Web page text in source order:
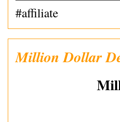
#affiliate
Million Dollar